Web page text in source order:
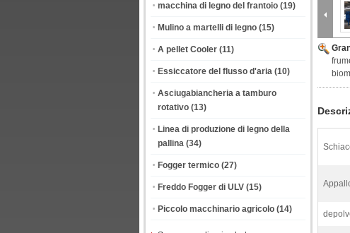
macchina di legno del frantoio (19)
Mulino a martelli di legno (15)
A pellet Cooler (11)
Essiccatore del flusso d'aria (10)
Asciugabiancheria a tamburo
rotativo (13)
Linea di produzione di legno della
pallina (34)
Fogger termico (27)
Freddo Fogger di ULV (15)
Piccolo macchinario agricolo (14)